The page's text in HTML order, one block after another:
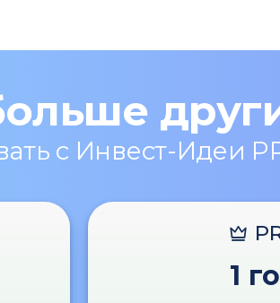
с Инвест-Идеи
1